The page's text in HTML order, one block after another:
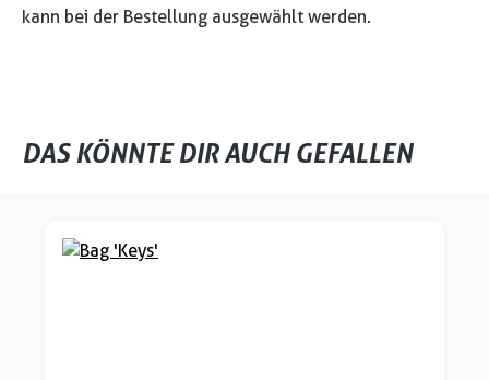
kann bei der Bestellung ausgewählt werden.
DAS KÖNNTE DIR AUCH GEFALLEN